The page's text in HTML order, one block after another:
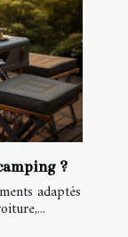
?
adaptés